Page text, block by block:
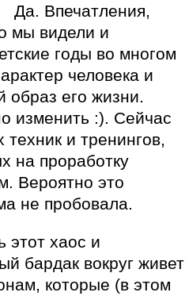
Да. Впечатления,
мы видели и
годы во многом
человека и
образ его жизни.
изменить :). Сейчас
техник и тренингов,
на проработку
Вероятно это
не пробовала.
этот хаос и
бардак вокруг живет
которые (в этом